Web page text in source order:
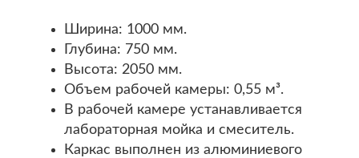
Ширина: 1000 мм.
Глубина: 750 мм.
Высота: 2050 мм.
Объем рабочей камеры: 0,55 м³.
В рабочей камере устанавливается
лабораторная мойка и смеситель.
Каркас выполнен из алюминиевого